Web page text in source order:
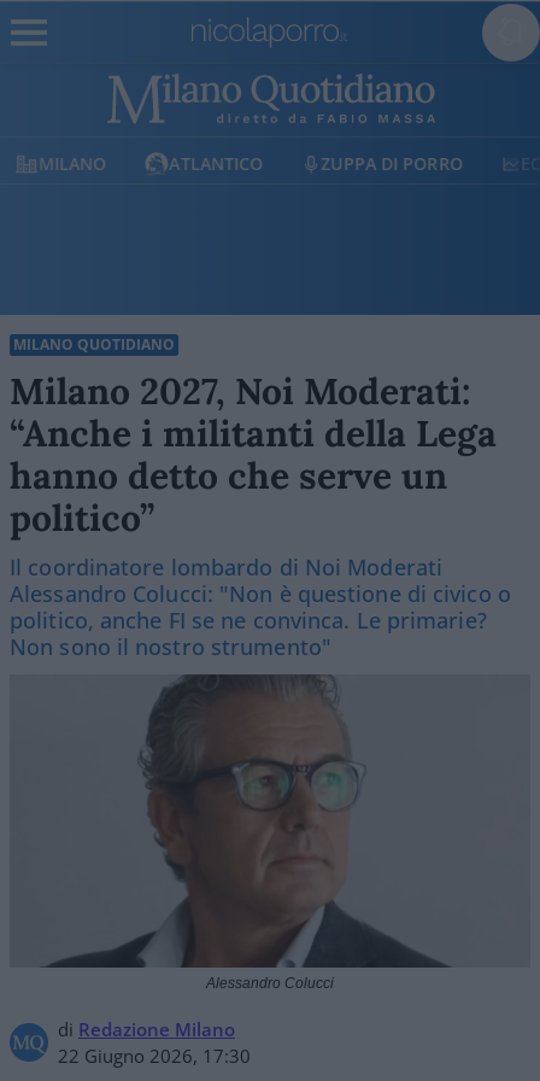
ATLANTICO ZUPPA DI PORRO ECONOMIA
MILANO QUOTIDIANO
Milano 2027, Noi Moderati:
“Anche i militanti della Lega
hanno detto che serve un
politico”
Il coordinatore lombardo di Noi Moderati
Alessandro Colucci: "Non è questione di civico o
politico, anche FI se ne convinca. Le primarie?
Non sono il nostro strumento"
di Redazione Milano
22 Giugno 2026, 17:30
Alessandro Colucci